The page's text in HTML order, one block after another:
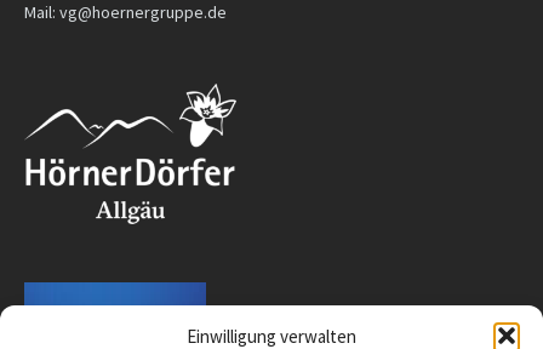
Einwilligung verwalten
Mail: vg@hoernergruppe.de